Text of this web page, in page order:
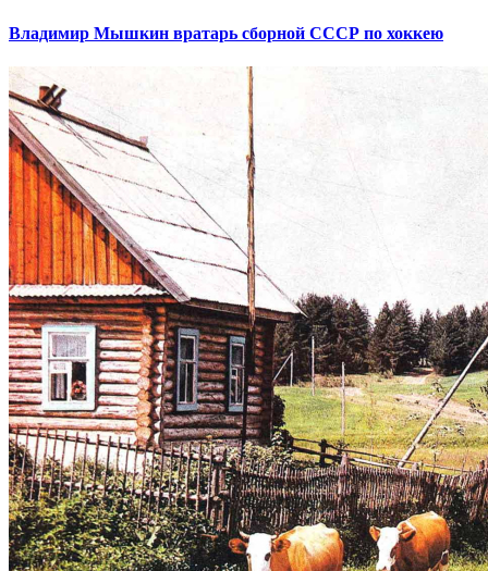
Владимир Мышкин вратарь сборной СССР по хоккею